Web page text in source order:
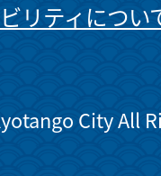
リティについ
City All